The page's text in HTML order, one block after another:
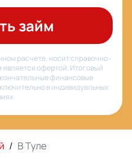
займ
расчете, носит справочно-
является офертой. Итоговый
финансовые
в индивидуальных
/ В Туле